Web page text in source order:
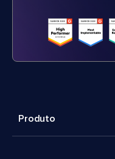
Produto